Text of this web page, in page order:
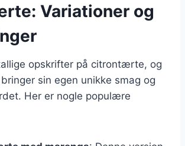
Variationer og
opskrifter på citrontærte, og
sin egen unikke smag og
Her er nogle populære